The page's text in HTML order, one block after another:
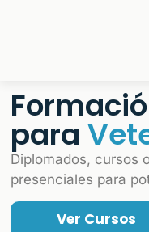
para
Diplomados, cursos
presenciales para
Ver Cursos